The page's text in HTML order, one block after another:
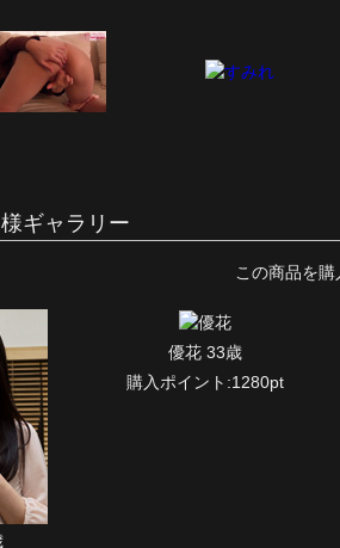
ギャラリー
この商品を購
優花 33歳
購入ポイント:1280pt